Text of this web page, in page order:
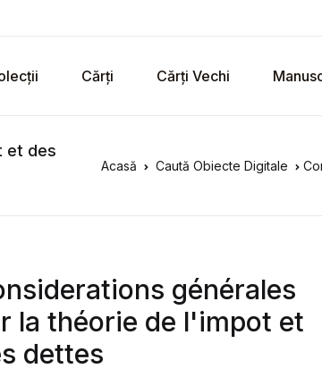
Cărți Cărți Vechi
et des
Acasă Caută Obiecte Digitale
générales
la théorie de l'impot et
dettes